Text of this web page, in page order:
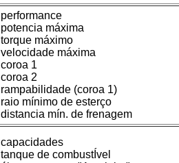
performance
potencia máxima
torque máximo
velocidade máxima
coroa 1
coroa 2
rampabilidade (coroa 1)
raio mínimo de esterço
distancia mín. de frenagem
capacidades
tanque de combustÍvel